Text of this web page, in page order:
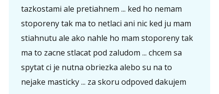
tazkostami ale pretiahnem ... ked ho nemam
stoporeny tak ma to netlaci ani nic ked ju mam
stiahnutu ale ako nahle ho mam stoporeny tak
ma to zacne stlacat pod zaludom ... chcem sa
spytat ci je nutna obriezka alebo su na to
nejake masticky ... za skoru odpoved dakujem